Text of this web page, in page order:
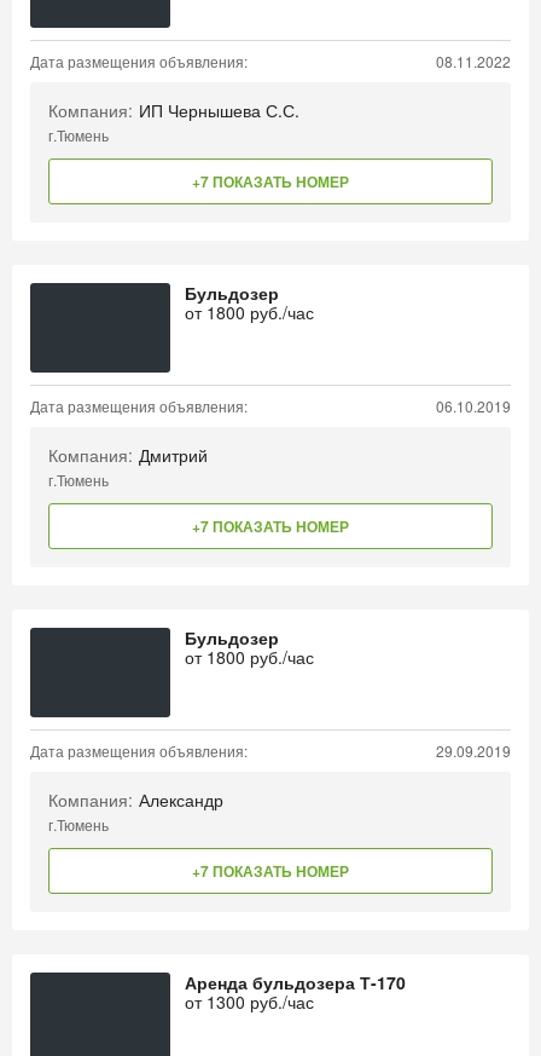
Дата размещения объявления: 08.11.2022
Компания: ИП Чернышева С.С.
г.Тюмень
+7 ПОКАЗАТЬ НОМЕР
Бульдозер
от 1800 руб./час
Дата размещения объявления: 06.10.2019
Компания: Дмитрий
г.Тюмень
+7 ПОКАЗАТЬ НОМЕР
Бульдозер
от 1800 руб./час
Дата размещения объявления: 29.09.2019
Компания: Александр
г.Тюмень
+7 ПОКАЗАТЬ НОМЕР
Аренда бульдозера Т-170
от 1300 руб./час